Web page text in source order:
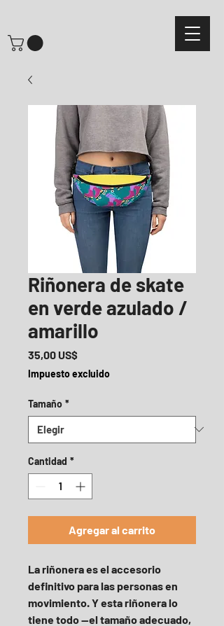
Riñonera de skate
en verde azulado /
amarillo
35,00 US$Precio
Impuesto excluido
Tamaño *
Cantidad *
Agregar al carrito
La riñonera es el accesorio
definitivo para las personas en
movimiento. Y esta riñonera lo
tiene todo —el tamaño adecuado,